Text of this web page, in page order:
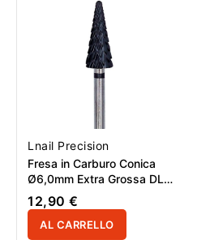
per rimozione bilanciata e
precisa di gel e acrilico.
Lnail Precision
Fresa in Carburo Conica
Ø6,0mm Extra Grossa DLC
Taglio Incrociato Super Cut
LL 14,6mm
12,90 €
AL CARRELLO